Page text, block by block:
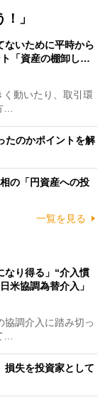
」
ないために平時から
「資産の棚卸し…
動いたり、取引環
…
たのかポイントを解
の「円資産への投
一覧を見る
なり得る」“介入慣
米協調為替介入」
調介入に踏み切っ
…
損失を投資家として